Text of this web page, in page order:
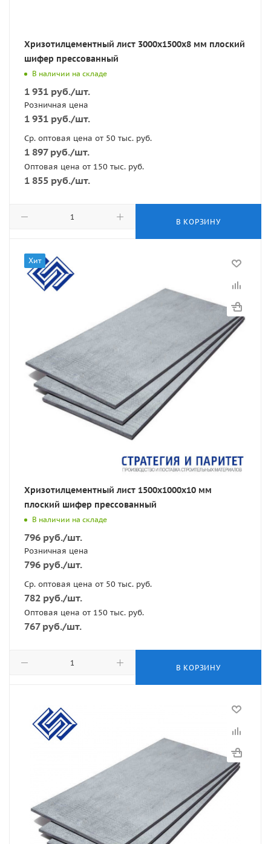
Хризотилцементный лист 3000х1500х8 мм плоский
шифер прессованный
В наличии на складе
1 931 руб./шт.
Розничная цена
1 931 руб./шт.
Ср. оптовая цена от 50 тыс. руб.
1 897руб./шт.
Оптовая цена от 150 тыс. руб.
1 855 руб./шт.
В КОРЗИНУ
Хит
Хризотилцементный лист 1500х1000х10 мм
плоский шифер прессованный
В наличии на складе
796 руб./шт.
Розничная цена
796 руб./шт.
Ср. оптовая цена от 50 тыс. руб.
782 руб./шт.
Оптовая цена от 150 тыс. руб.
767руб./шт.
В КОРЗИНУ